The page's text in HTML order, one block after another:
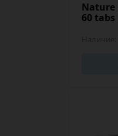
Nature
60 tabs